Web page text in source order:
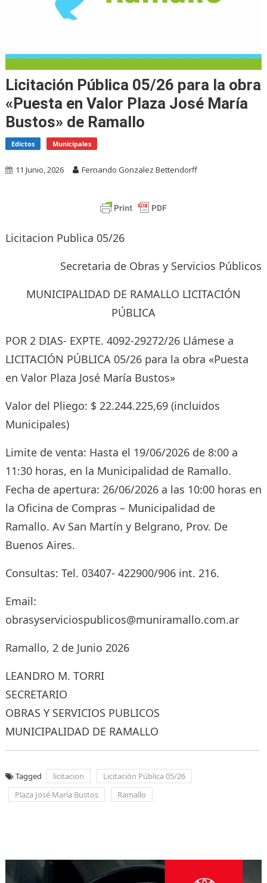
Licitación Pública 05/26 para la obra
«Puesta en Valor Plaza José María
Bustos» de Ramallo
Edictos Municipales
11 Junio, 2026 Fernando Gonzalez Bettendorff
Licitacion Publica 05/26
Secretaria de Obras y Servicios Públicos
MUNICIPALIDAD DE RAMALLO LICITACIÓN
PÚBLICA
POR 2 DIAS- EXPTE. 4092-29272/26 Llámese a
LICITACIÓN PÚBLICA 05/26 para la obra «Puesta
en Valor Plaza José María Bustos»
Valor del Pliego: $ 22.244.225,69 (incluidos
Municipales)
Limite de venta: Hasta el 19/06/2026 de 8:00 a
11:30 horas, en la Municipalidad de Ramallo.
Fecha de apertura: 26/06/2026 a las 10:00 horas en
la Oficina de Compras – Municipalidad de
Ramallo. Av San Martín y Belgrano, Prov. De
Buenos Aires.
Consultas: Tel. 03407- 422900/906 int. 216.
Email:
obrasyserviciospublicos@muniramallo.com.ar
Ramallo, 2 de Junio 2026
LEANDRO M. TORRI
SECRETARIO
OBRAS Y SERVICIOS PUBLICOS
MUNICIPALIDAD DE RAMALLO
Tagged licitacion
Licitación Pública 05/26
Plaza José María Bustos
Ramallo
entradas